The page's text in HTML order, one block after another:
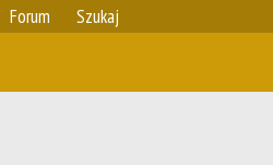
Forum Szukaj